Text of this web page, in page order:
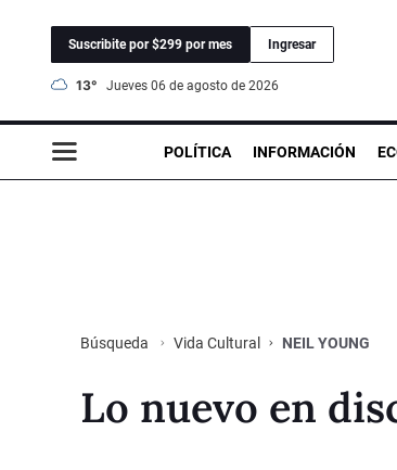
Suscribite por $299 por mes Ingresar
13° jueves 06 de agosto de 2026
POLÍTICA INFORMACIÓN
Búsqueda Vida Cultural NEIL YOUNG
Lo nuevo en